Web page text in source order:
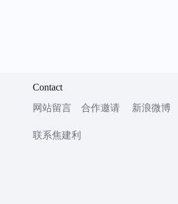
Contact
网站留言
合作邀请 新浪微博
联系焦建利